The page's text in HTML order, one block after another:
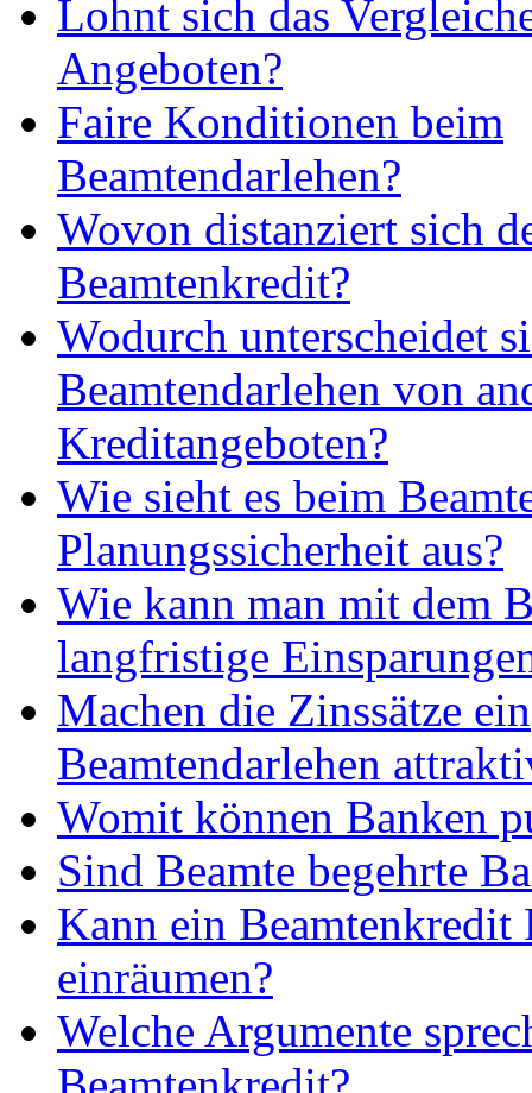
Lohnt sich das
Angeboten?
Faire Konditionen beim
Beamtendarlehen?
Wovon distanziert sich
Beamtenkredit?
Wodurch unterscheidet
Beamtendarlehen von
Kreditangeboten?
Wie sieht es beim
Planungssicherheit aus?
Wie kann man mit dem
langfristige
Machen die Zinssätze ein
Beamtendarlehen
Womit können Banken
Sind Beamte begehrte
Kann ein Beamtenkredit
einräumen?
Welche Argumente